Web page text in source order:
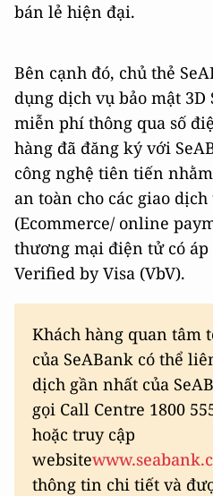
bán lẻ hiện đại.
Bên cạnh đó, chủ thẻ
dụng dịch vụ bảo mật 3D
miễn phí thông qua số
hàng đã đăng ký với
công nghệ tiên tiến
an toàn cho các giao
(Ecommerce/ online
thương mại điện tử có
Verified by Visa (VbV).
Khách hàng quan tâm
của SeABank có thể
dịch gần nhất của
gọi Call Centre 1800
hoặc truy cập
website
thông tin chi tiết và